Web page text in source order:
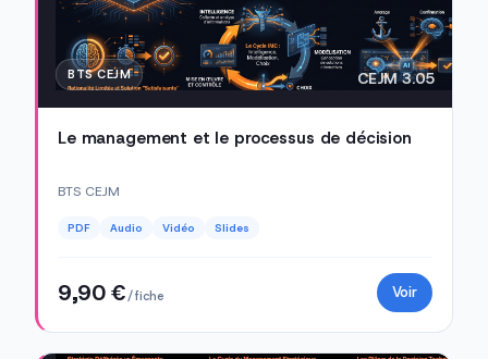
BTS CEJM CEJM 3.05
Le management et le processus de décision
BTS CEJM
PDF Audio Vidéo Slides
9,90 €/ fiche Voir